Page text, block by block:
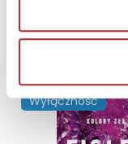
NAJCZĘŚCIEJ
TOP 100
Wyłączność